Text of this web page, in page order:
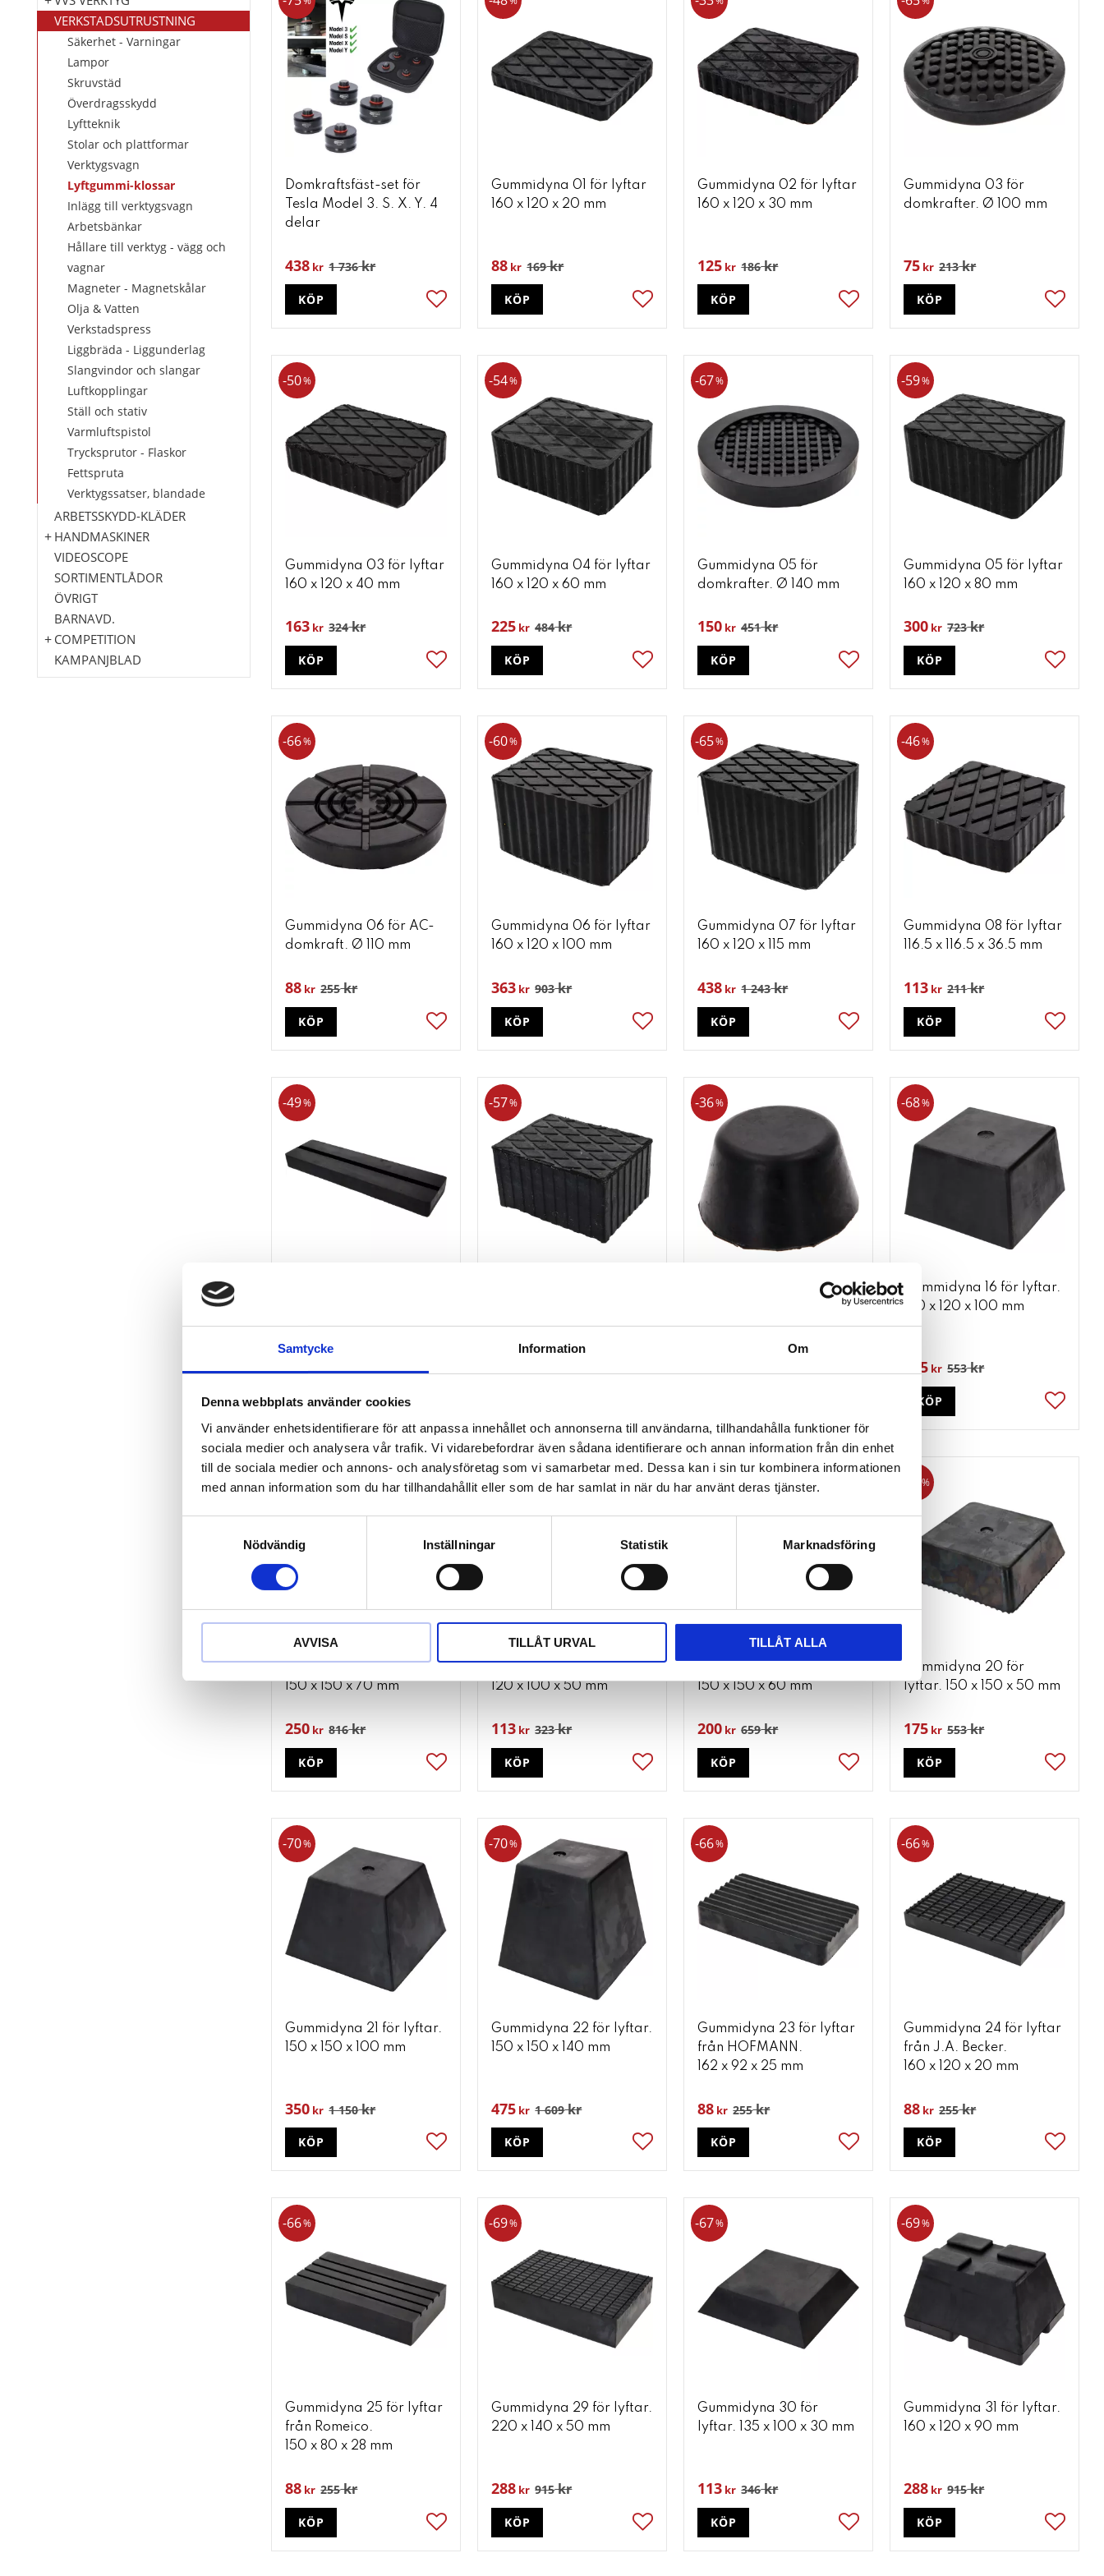
Samtycke Information Om
Denna webbplats använder cookies
Vi använder enhetsidentifierare för att anpassa innehållet och annonserna till användarna, tillhandahålla funktioner för
sociala medier och analysera vår trafik. Vi vidarebefordrar även sådana identifierare och annan information från din enhet
till de sociala medier och annons- och analysföretag som vi samarbetar med. Dessa kan i sin tur kombinera informationen
med annan information som du har tillhandahållit eller som de har samlat in när du har använt deras tjänster.
Nödvändig
Inställningar Statistik Marknadsföring
AVVISA TILLÅT URVAL TILLÅT ALLA
Domkraftsfäst-set för
Tesla Model 3. S. X. Y. 4
delar
438 kr 1 736kr
Lägg till i favoriter
KÖP
Gummidyna 01 för lyftar
160 x 120 x 20 mm
88 kr 169kr
Lägg till i favoriter
KÖP
Gummidyna 02 för lyftar
160 x 120 x 30 mm
125 kr 186kr
Lägg till i favoriter
KÖP
Gummidyna 03 för
domkrafter. Ø 100 mm
75 kr 213kr
Lägg
KÖP
Gummidyna 03 för lyftar
160 x 120 x 40 mm
163 kr 324kr
50%
Lägg till i favoriter
KÖP
Gummidyna 04 för lyftar
160 x 120 x 60 mm
225 kr 484kr
54%
Lägg till i favoriter
KÖP
Gummidyna 05 för
domkrafter. Ø 140 mm
150 kr 451kr
67%
Lägg till i favoriter
KÖP
Gummidyna 05 för lyftar
160 x 120 x 80 mm
300 kr 723kr
59%
Lägg
KÖP
Gummidyna 06 för AC-
domkraft. Ø 110 mm
88 kr 255kr
66%
Lägg till i favoriter
KÖP
Gummidyna 06 för lyftar
160 x 120 x 100 mm
363 kr 903kr
60%
Lägg till i favoriter
KÖP
Gummidyna 07 för lyftar
160 x 120 x 115 mm
438 kr 1 243kr
65%
Lägg till i favoriter
KÖP
Gummidyna 08 för lyftar
116.5 x 116.5 x 36.5 mm
113 kr 211kr
46%
Lägg
KÖP
x 35 mm
713kr 1 406kr
49%
KÖP
57%
Gummidyna 11 för lyftar.
36%
Lägg till i favoriter
Gummidyna 16 för lyftar.
120 x 120 x 100 mm
175 kr 553kr
68%
Lägg
KÖP
150 x 150 x 70 mm
250 kr 816kr
69 %
Lägg till i favoriter
KÖP
120 x 100 x 50 mm
113 kr 323kr
65 %
Lägg till i favoriter
KÖP
150 x 150 x 60 mm
200 kr 659kr
70%
Lägg till i favoriter
KÖP
Gummidyna 20 för
lyftar. 150 x 150 x 50 mm
175 kr 553kr
%
Lägg
KÖP
Gummidyna 21 för lyftar.
150 x 150 x 100 mm
350 kr 1 150kr
70%
Lägg till i favoriter
KÖP
Gummidyna 22 för lyftar.
150 x 150 x 140 mm
475 kr 1 609kr
70%
Lägg till i favoriter
KÖP
Gummidyna 23 för lyftar
från HOFMANN.
162 x 92 x 25 mm
88 kr 255kr
66%
Lägg till i favoriter
KÖP
Gummidyna 24 för lyftar
från J.A. Becker.
160 x 120 x 20 mm
88 kr 255kr
66%
Lägg
KÖP
Gummidyna 25 för lyftar
från Romeico.
150 x 80 x 28 mm
88 kr 255kr
66%
Lägg till i favoriter
KÖP
Gummidyna 29 för lyftar.
220 x 140 x 50 mm
288 kr 915kr
69%
Lägg till i favoriter
KÖP
Gummidyna 30 för
lyftar. 135 x 100 x 30 mm
113 kr 346kr
67%
Lägg till i favoriter
KÖP
Gummidyna 31 för lyftar.
160 x 120 x 90 mm
288 kr 915kr
69%
Lägg
KÖP
VERKSTADSUTRUSTNING
Säkerhet - Varningar
Lampor
Skruvstäd
Överdragsskydd
Lyftteknik
Stolar och plattformar
Verktygsvagn
Lyftgummi-klossar
Inlägg till verktygsvagn
Arbetsbänkar
Hållare till verktyg - vägg och
vagnar
Magneter - Magnetskålar
Olja & Vatten
Verkstadspress
Liggbräda - Liggunderlag
Slangvindor och slangar
Luftkopplingar
Ställ och stativ
Varmluftspistol
Trycksprutor - Flaskor
Fettspruta
Verktygssatser, blandade
ARBETSSKYDD-KLÄDER
HANDMASKINER
VIDEOSCOPE
SORTIMENTLÅDOR
ÖVRIGT
BARNAVD.
COMPETITION
KAMPANJBLAD